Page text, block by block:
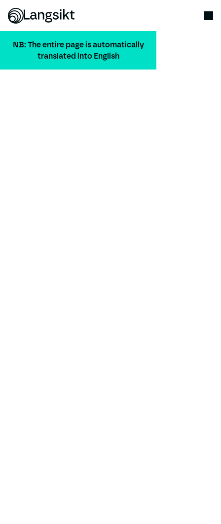
NB: The entire page is automatically
translated into English